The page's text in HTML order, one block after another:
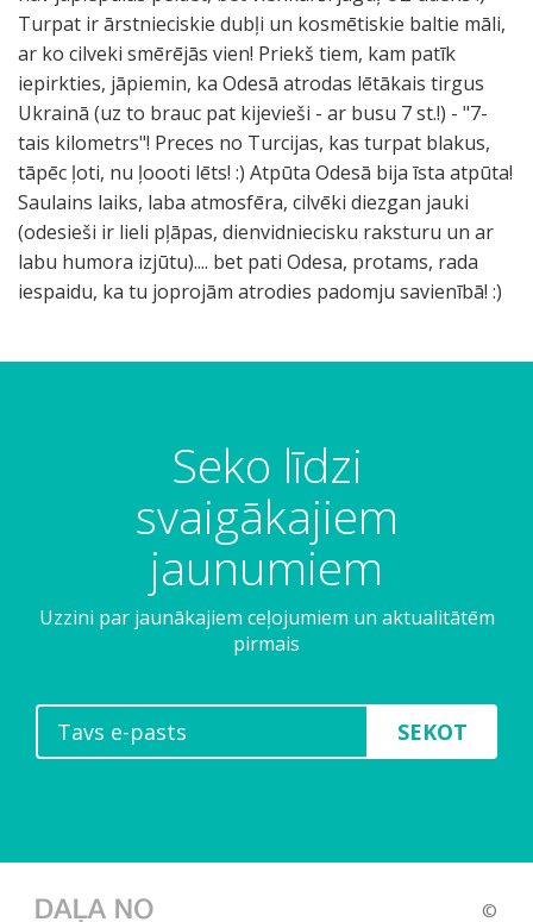
Turpat ir ārstnieciskie dubļi un kosmētiskie baltie māli,
ar ko cilveki smērējās vien! Priekš tiem, kam patīk
iepirkties, jāpiemin, ka Odesā atrodas lētākais tirgus
Ukrainā (uz to brauc pat kijevieši - ar busu 7 st.!) - "7-
tais kilometrs"! Preces no Turcijas, kas turpat blakus,
tāpēc ļoti, nu ļoooti lēts! :) Atpūta Odesā bija īsta atpūta!
Saulains laiks, laba atmosfēra, cilvēki diezgan jauki
(odesieši ir lieli pļāpas, dienvidniecisku raksturu un ar
labu humora izjūtu).... bet pati Odesa, protams, rada
iespaidu, ka tu joprojām atrodies padomju savienībā! :)
Seko līdzi
svaigākajiem
jaunumiem
Uzzini par jaunākajiem ceļojumiem un aktualitātēm
pirmais
SEKOT
©